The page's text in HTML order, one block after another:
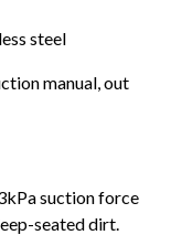
steel
manual, out
suction force
seated dirt.